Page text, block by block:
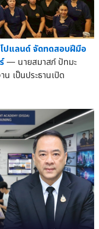
ปแลนด์ จัดทดสอบฝีมือ
— นายสมาสภ์ ปัทมะ
เป็นประธานเปิด